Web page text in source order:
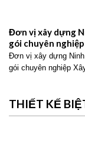
Đơn vị xây dựng
gói chuyên
Đơn vị xây dựng
gói chuyên nghiệp
THIẾT KẾ